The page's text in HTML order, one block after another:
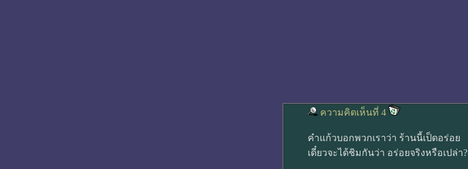
ความคิดเห็นที่ 4
คำแก้วบอกพวกเราว่า ร้านนี้เป็ดอร่อย
เดี๋ยวจะได้ชิมกันว่า อร่อยจริงหรือเปล่า?